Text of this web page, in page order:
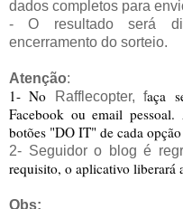
dados completos para
- O resultado será
encerramento do sorteio.
Atenção:
1- No Rafflecopter, faça
Facebook ou email pessoal.
botões "DO IT" de cada
2- Seguidor o blog é
requisito, o aplicativo liberará
Obs: